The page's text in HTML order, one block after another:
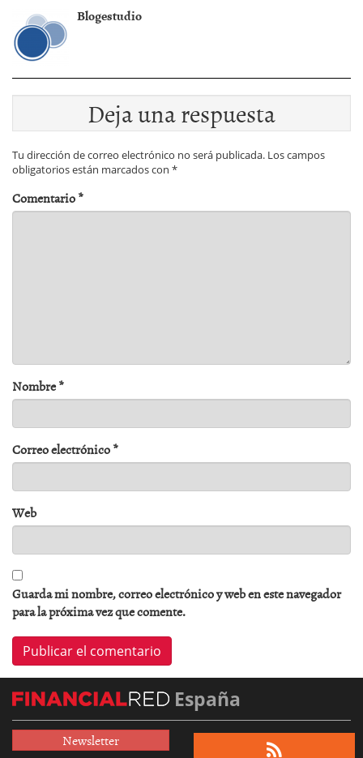
Blogestudio
Deja una respuesta
Tu dirección de correo electrónico no será publicada. Los campos
obligatorios están marcados con *
Comentario*
Nombre*
Correo electrónico*
Web
Guarda mi nombre, correo electrónico y web en este navegador
para la próxima vez que comente.
España
Newsletter